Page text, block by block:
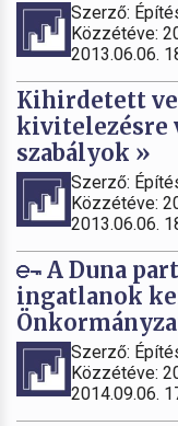
Szerző:
Közzétéve:
2013.06.06.
Kihirdetett
kivitelezésre
szabályok »
Szerző:
Közzétéve:
2013.06.06.
A Duna
ingatlanok
Szerző:
Közzétéve:
2014.09.06.